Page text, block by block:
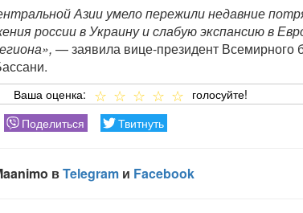
Азии умело пережили недавние
россии в Украину и слабую экспансию в
— заявила вице-президент Всемирного